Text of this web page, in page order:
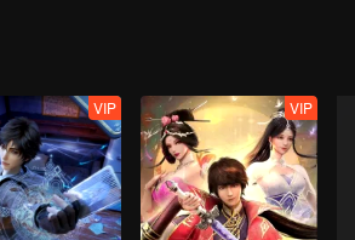
VIP VIP